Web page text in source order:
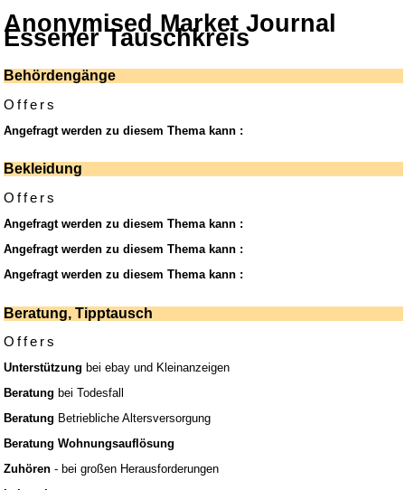
Anonymised Market Journal
Essener Tauschkreis
Behördengänge
Offers
Angefragt werden zu diesem Thema kann :
Bekleidung
Offers
Angefragt werden zu diesem Thema kann :
Angefragt werden zu diesem Thema kann :
Angefragt werden zu diesem Thema kann :
Beratung, Tipptausch
Offers
Unterstützung bei ebay und Kleinanzeigen
Beratung bei Todesfall
Beratung Betriebliche Altersversorgung
Beratung Wohnungsauflösung
Zuhören - bei großen Herausforderungen